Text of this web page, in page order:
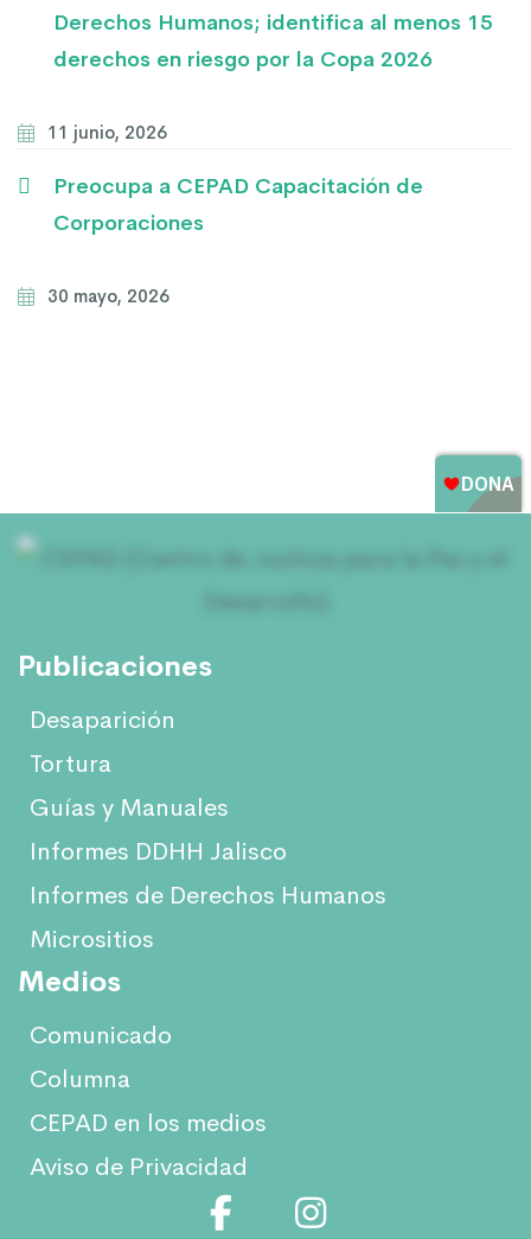
Derechos Humanos; identifica al menos 15
derechos en riesgo por la Copa 2026
11 junio, 2026
Preocupa a CEPAD Capacitación de
Corporaciones
30 mayo, 2026
Publicaciones
Desaparición
Tortura
Guías y Manuales
Informes DDHH Jalisco
Informes de Derechos Humanos
Micrositios
Medios
Comunicado
Columna
CEPAD en los medios
Aviso de Privacidad